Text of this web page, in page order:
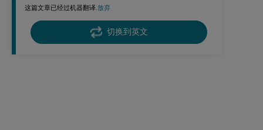
这篇文章已经过机器翻译.放弃
切换到英文